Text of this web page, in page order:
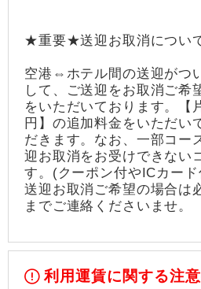
★重要★送迎お取消につい
空港⇔ホテル間の送迎がつ
して、ご送迎をお取消ご希
をいただいております。【
円】の追加料金をいただい
だきます。なお、一部コー
迎お取消をお受けできない
す。(クーポン付やICカー
送迎お取消ご希望の場合は
までご連絡くださいませ。
利用運賃に関する注